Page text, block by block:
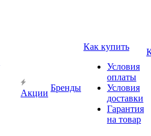
Акции
Бренды
Как купить
Условия
оплаты
Условия
доставки
Гарантия
на товар